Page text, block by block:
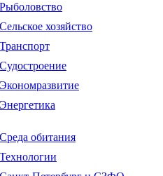
Рыболовство
Сельское хозяйство
Транспорт
Судостроение
Экономразвитие
Энергетика
Среда обитания
Технологии